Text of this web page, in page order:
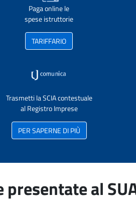
Paga online le
spese istruttorie
TARIFFARIO
Trasmetti la SCIA contestuale
al Registro Imprese
PER SAPERNE DI PIÙ
presentate al